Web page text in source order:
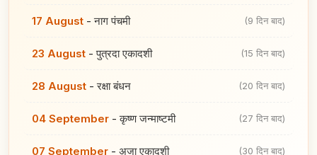
17 August -नाग पंचमी (9 दिन बाद)
23 August -पुत्रदा एकादशी (15 दिन बाद)
28 August -रक्षा बंधन (20 दिन बाद)
04 September -कृष्ण जन्माष्टमी (27 दिन बाद)
07 September - अजा एकादशी (30 दिन बाद)